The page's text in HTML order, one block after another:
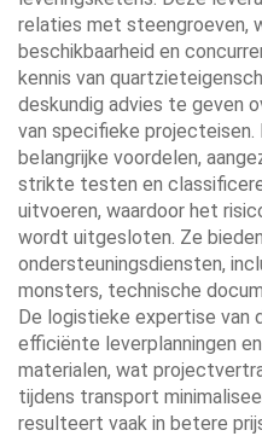
relaties met steengroeven,
beschikbaarheid en
kennis van
deskundig advies te geven
van specifieke
belangrijke voordelen,
strikte testen en
uitvoeren, waardoor het
wordt uitgesloten. Ze
ondersteuningsdiensten,
monsters, technische
De logistieke expertise van
efficiënte leverplanningen
materialen, wat
tijdens transport
resulteert vaak in betere